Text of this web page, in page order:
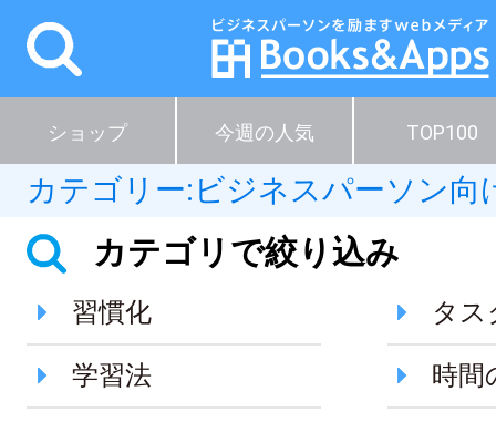
ショップ 今週の人気 TOP100
カテゴリー: ビジネスパーソン向
カテゴリで絞り込み
習慣化 タス
学習法 時間